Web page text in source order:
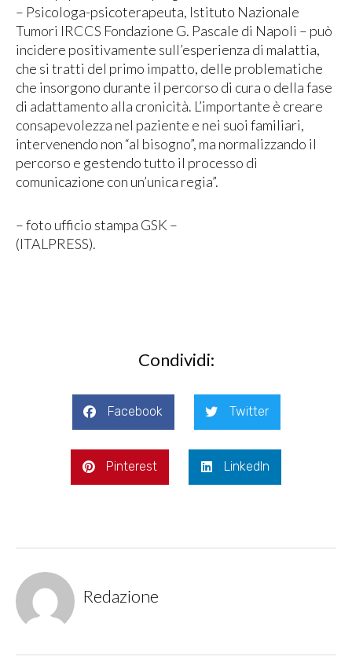
– Psicologa-psicoterapeuta, Istituto Nazionale
Tumori IRCCS Fondazione G. Pascale di Napoli – può
incidere positivamente sull’esperienza di malattia,
che si tratti del primo impatto, delle problematiche
che insorgono durante il percorso di cura o della fase
di adattamento alla cronicità. L’importante è creare
consapevolezza nel paziente e nei suoi familiari,
intervenendo non “al bisogno”, ma normalizzando il
percorso e gestendo tutto il processo di
comunicazione con un’unica regia”.
– foto ufficio stampa GSK –
(ITALPRESS).
Condividi:
Facebook Twitter
Pinterest LinkedIn
Redazione